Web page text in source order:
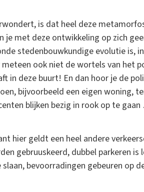
is dat heel deze
je met deze ontwikkeling op zich
stedenbouwkundige evolutie
ook niet de wortels van het
in deze buurt! En dan hoor je de
bijvoorbeeld een eigen woning,
blijken bezig in rook op te
hier geldt een heel andere
gebruuskeerd, dubbel parkeren
bevoorradingen gebeuren op